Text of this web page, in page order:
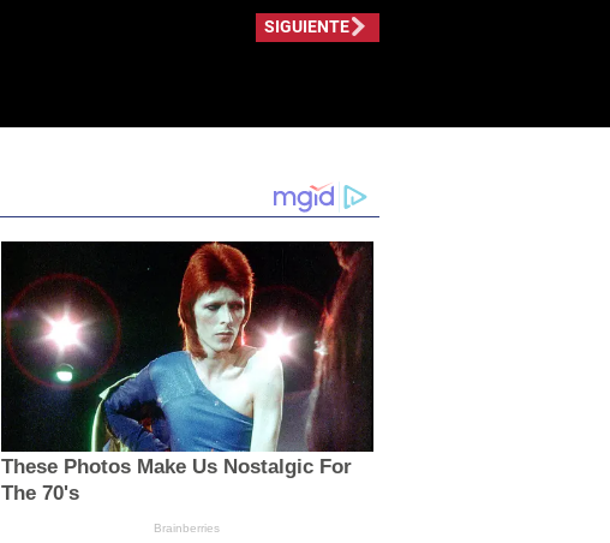
SIGUIENTE
These Photos Make Us Nostalgic For
The 70's
Brainberries